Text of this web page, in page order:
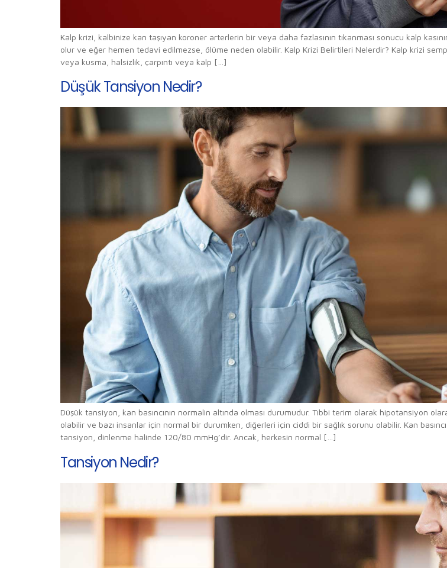
Kalp krizi, kalbinize kan taşıyan koroner arterlerin bir veya daha fazlasının tıkanması sonucu kalp
olur ve eğer hemen tedavi edilmezse, ölüme neden olabilir. Kalp Krizi Belirtileri Nelerdir? Kalp krizi
veya kusma, halsizlik, çarpıntı veya kalp […]
Düşük Tansiyon Nedir?
Düşük tansiyon, kan basıncının normalin altında olması durumudur. Tıbbi terim olarak hipotansiyon
olabilir ve bazı insanlar için normal bir durumken, diğerleri için ciddi bir sağlık sorunu olabilir. Kan
tansiyon, dinlenme halinde 120/80 mmHg’dir. Ancak, herkesin normal […]
Tansiyon Nedir?